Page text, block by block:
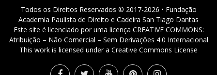
Todos os Direitos Reservados © 2017-2026 • Fundação
Academia Paulista de Direito e Cadeira San Tiago Dantas
Este site é licenciado por uma licença CREATIVE COMMONS:
Atribuição – Não Comercial – Sem Derivações 4.0 Internacional
This work is licensed under a Creative Commons License